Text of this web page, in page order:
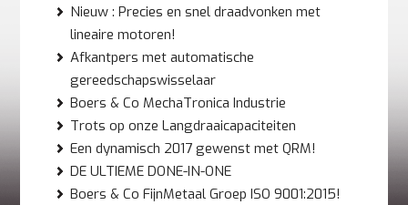
Nieuw : Precies en snel draadvonken met
lineaire motoren!
Afkantpers met automatische
gereedschapswisselaar
Boers & Co MechaTronica Industrie
Trots op onze Langdraaicapaciteiten
Een dynamisch 2017 gewenst met QRM!
DE ULTIEME DONE-IN-ONE
Boers & Co FijnMetaal Groep ISO 9001:2015!